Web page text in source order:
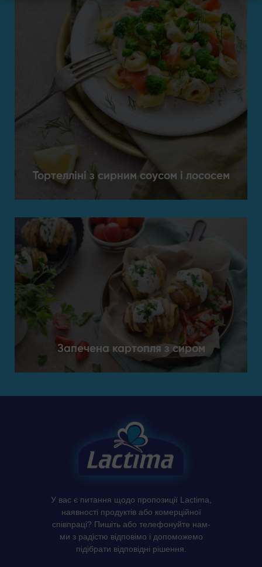
Тортелліні з сирним соусом і лососем
Запечена картопля з сиром
У вас є питання щодо пропозиції Lactima,
наявності продуктів або комерційної
співпраці? Пишіть або телефонуйте нам-
ми з радістю відповімо і допоможемо
підібрати відповідні рішення.